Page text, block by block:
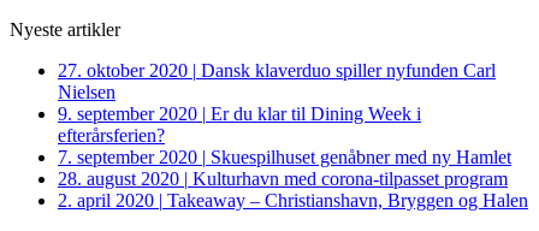
Nyeste artikler
27. oktober 2020 | Dansk klaverduo spiller nyfunden Carl
Nielsen
9. september 2020 | Er du klar til Dining Week i
efterårsferien?
7. september 2020 | Skuespilhuset genåbner med ny Hamlet
28. august 2020 | Kulturhavn med corona-tilpasset program
2. april 2020 | Takeaway – Christianshavn, Bryggen og Halen